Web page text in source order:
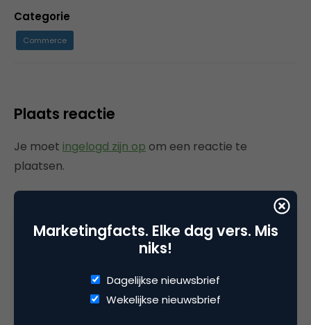
Categorie
Commerce
Plaats reactie
Je moet ingelogd zijn op om een reactie te
plaatsen.
Gerelateerde artikelen
Rebel with or without a cause?
Wake-upcall voor ontwerpers
en merkeigenaren
Marketingfacts. Elke dag vers. Mis
niks!
Dagelijkse nieuwsbrief
Wekelijkse nieuwsbrief